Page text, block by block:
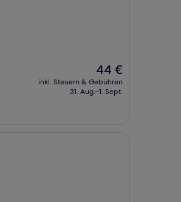
Der
Preis
beträgt
44 €
inkl. Steuern & Gebühren
31. Aug.–1. Sept.